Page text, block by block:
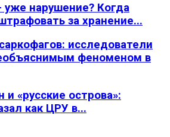
уже нарушение? Когда
за хранение...
исследователи
феноменом в
и «русские острова»:
как ЦРУ в...